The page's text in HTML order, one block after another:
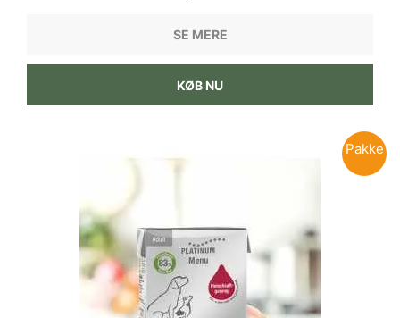
SE MERE
KØB NU
Pakke